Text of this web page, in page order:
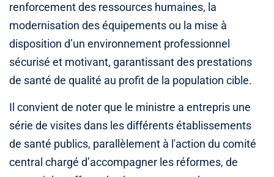
renforcement des ressources humaines, la
modernisation des équipements ou la mise à
disposition d’un environnement professionnel
sécurisé et motivant, garantissant des prestations
de santé de qualité au profit de la population cible.
Il convient de noter que le ministre a entrepris une
série de visites dans les différents établissements
de santé publics, parallèlement à l'action du comité
central chargé d’accompagner les réformes, de